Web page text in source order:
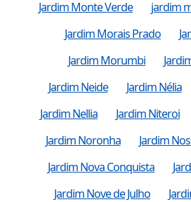
Jardim Monte Verde
jardim
Jardim Morais Prado
Jardim Morumbi
Jardim Neide
Jardim Nélia
Jardim Nellia
Jardim Niteroi
Jardim Noronha
Jardim
Jardim Nova Conquista
Jardim Nove de Julho